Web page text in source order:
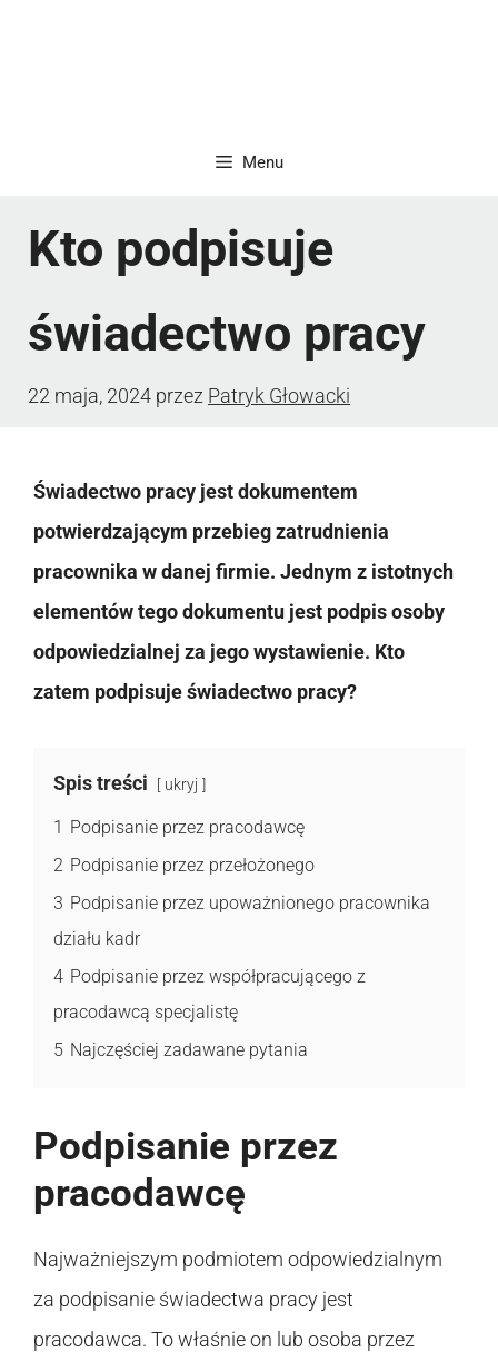
Menu
Kto podpisuje
świadectwo pracy
22 maja, 2024 przez Patryk Głowacki
Świadectwo pracy jest dokumentem
potwierdzającym przebieg zatrudnienia
pracownika w danej firmie. Jednym z istotnych
elementów tego dokumentu jest podpis osoby
odpowiedzialnej za jego wystawienie. Kto
zatem podpisuje świadectwo pracy?
Spis treści ukryj
1 Podpisanie przez pracodawcę
2 Podpisanie przez przełożonego
3 Podpisanie przez upoważnionego pracownika
działu kadr
4 Podpisanie przez współpracującego z
pracodawcą specjalistę
5 Najczęściej zadawane pytania
Podpisanie przez
pracodawcę
Najważniejszym podmiotem odpowiedzialnym
za podpisanie świadectwa pracy jest
pracodawca. To właśnie on lub osoba przez